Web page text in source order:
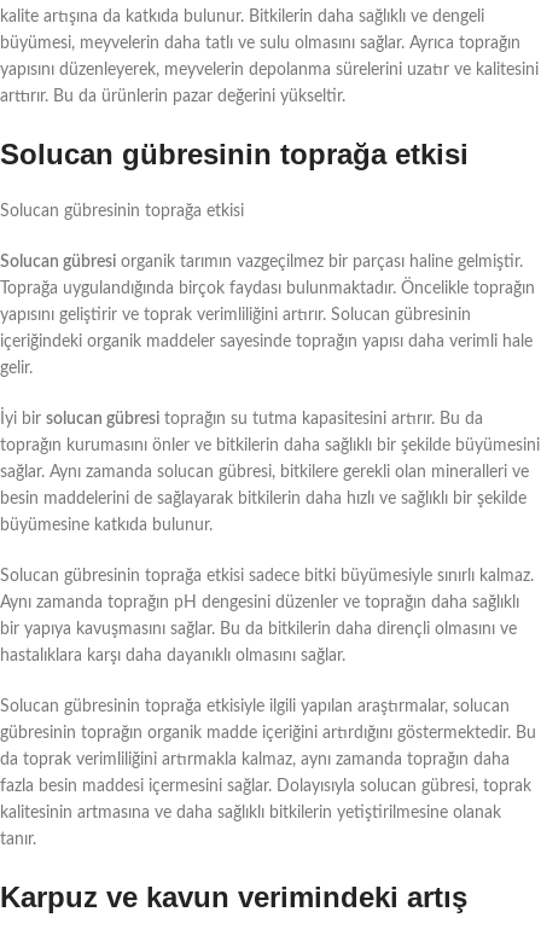
kalite artışına da katkıda bulunur. Bitkilerin daha sağlıklı ve dengeli
büyümesi, meyvelerin daha tatlı ve sulu olmasını sağlar. Ayrıca toprağın
yapısını düzenleyerek, meyvelerin depolanma sürelerini uzatır ve kalitesini
arttırır. Bu da ürünlerin pazar değerini yükseltir.
Solucan gübresinin toprağa etkisi
Solucan gübresinin toprağa etkisi
Solucan gübresi organik tarımın vazgeçilmez bir parçası haline gelmiştir.
Toprağa uygulandığında birçok faydası bulunmaktadır. Öncelikle toprağın
yapısını geliştirir ve toprak verimliliğini artırır. Solucan gübresinin
içeriğindeki organik maddeler sayesinde toprağın yapısı daha verimli hale
gelir.
İyi bir solucan gübresi toprağın su tutma kapasitesini artırır. Bu da
toprağın kurumasını önler ve bitkilerin daha sağlıklı bir şekilde büyümesini
sağlar. Aynı zamanda solucan gübresi, bitkilere gerekli olan mineralleri ve
besin maddelerini de sağlayarak bitkilerin daha hızlı ve sağlıklı bir şekilde
büyümesine katkıda bulunur.
Solucan gübresinin toprağa etkisi sadece bitki büyümesiyle sınırlı kalmaz.
Aynı zamanda toprağın pH dengesini düzenler ve toprağın daha sağlıklı
bir yapıya kavuşmasını sağlar. Bu da bitkilerin daha dirençli olmasını ve
hastalıklara karşı daha dayanıklı olmasını sağlar.
Solucan gübresinin toprağa etkisiyle ilgili yapılan araştırmalar, solucan
gübresinin toprağın organik madde içeriğini artırdığını göstermektedir. Bu
da toprak verimliliğini artırmakla kalmaz, aynı zamanda toprağın daha
fazla besin maddesi içermesini sağlar. Dolayısıyla solucan gübresi, toprak
kalitesinin artmasına ve daha sağlıklı bitkilerin yetiştirilmesine olanak
tanır.
Karpuz ve kavun verimindeki artış